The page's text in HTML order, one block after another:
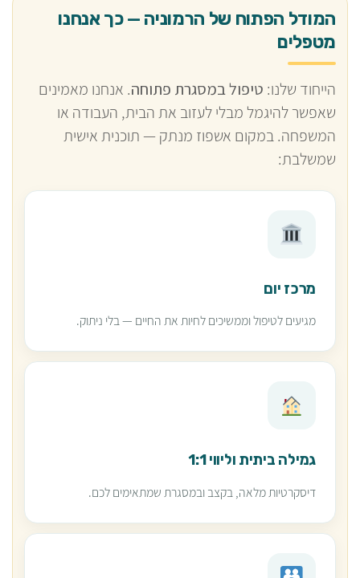
המודל הפתוח של הרמוניה — כך אנחנו
מטפלים
הייחוד שלנו: טיפול במסגרת פתוחה. אנחנו מאמינים
שאפשר להיגמל מבלי לעזוב את הבית, העבודה או
המשפחה. במקום אשפוז מנתק — תוכנית אישית
שמשלבת:
מרכז יום
מגיעים לטיפול וממשיכים לחיות את החיים — בלי ניתוק.
גמילה ביתית וליווי 1:1
דיסקרטיות מלאה, בקצב ובמסגרת שמתאימים לכם.